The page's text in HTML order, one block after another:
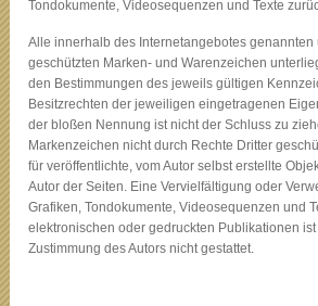
Tondokumente, Videosequenzen und Texte
Alle innerhalb des Internetangebotes genannten
geschützten Marken- und Warenzeichen
den Bestimmungen des jeweils gültigen
Besitzrechten der jeweiligen eingetragenen
der bloßen Nennung ist nicht der Schluss zu
Markenzeichen nicht durch Rechte Dritter
für veröffentlichte, vom Autor selbst erstellte
Autor der Seiten. Eine Vervielfältigung oder
Grafiken, Tondokumente, Videosequenzen und
elektronischen oder gedruckten Publikationen
Zustimmung des Autors nicht gestattet.